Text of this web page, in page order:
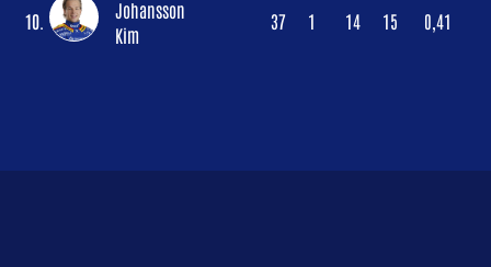
10.
Johansson
Kim
37 1 14 15 0,41